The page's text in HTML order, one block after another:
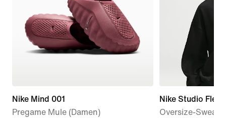
Nike Mind 001
Pregame Mule (Damen)
Nike Studio
Oversize-